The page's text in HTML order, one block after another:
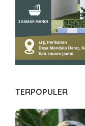
TERPOPULER